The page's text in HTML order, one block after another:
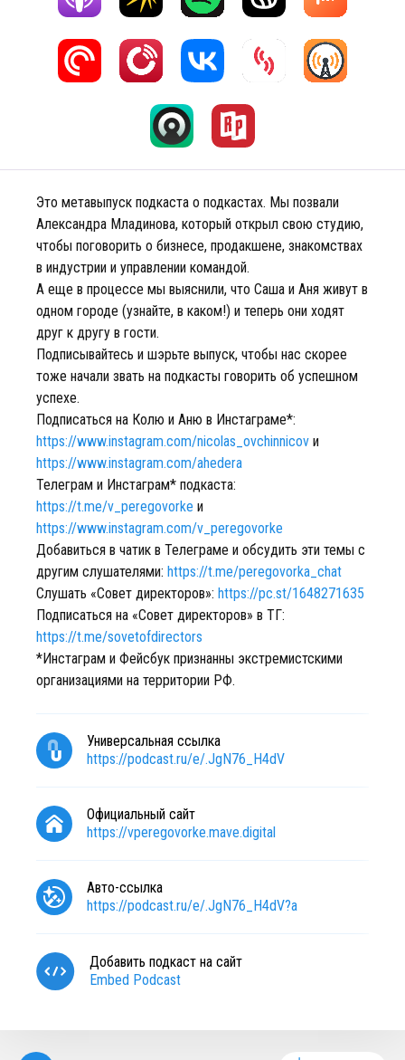
Это метавыпуск подкаста о подкастах. Мы позвали
Александра Младинова, который открыл свою студию,
чтобы поговорить о бизнесе, продакшене, знакомствах
в индустрии и управлении командой.
А еще в процессе мы выяснили, что Саша и Аня живут в
одном городе (узнайте, в каком!) и теперь они ходят
друг к другу в гости.
Подписывайтесь и шэрьте выпуск, чтобы нас скорее
тоже начали звать на подкасты говорить об успешном
успехе.
Подписаться на Колю и Аню в Инстаграме*:
https://www.instagram.com/nicolas_ovchinnicov и
https://www.instagram.com/ahedera
Телеграм и Инстаграм* подкаста:
https://t.me/v_peregovorke и
https://www.instagram.com/v_peregovorke
Добавиться в чатик в Телеграме и обсудить эти темы с
другим слушателями: https://t.me/peregovorka_chat
Слушать «Совет директоров»: https://pc.st/1648271635
Подписаться на «Совет директоров» в ТГ:
https://t.me/sovetofdirectors
*Инстаграм и Фейсбук признанны экстремистскими
организациями на территории РФ.
Универсальная ссылка
https://podcast.ru/e/.JgN76_H4dV
Официальный сайт
https://vperegovorke.mave.digital
Авто-ссылка
https://podcast.ru/e/.JgN76_H4dV?a
Добавить подкаст на сайт
Embed Podcast